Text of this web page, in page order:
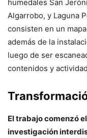
humedales San
Algarrobo, y Laguna
consisten en un
además de la
luego de ser
contenidos y
El trabajo comenzó
investigación